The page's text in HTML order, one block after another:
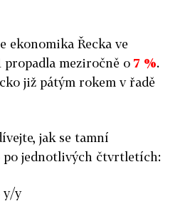
ekonomika Řecka ve
meziročně o 7 %.
již pátým rokem v řadě
jak se tamní
po jednotlivých čtvrtletích:
y/y